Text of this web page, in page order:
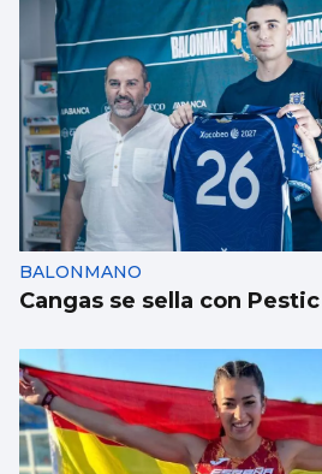
BALONMANO
Cangas se sella con Pestic